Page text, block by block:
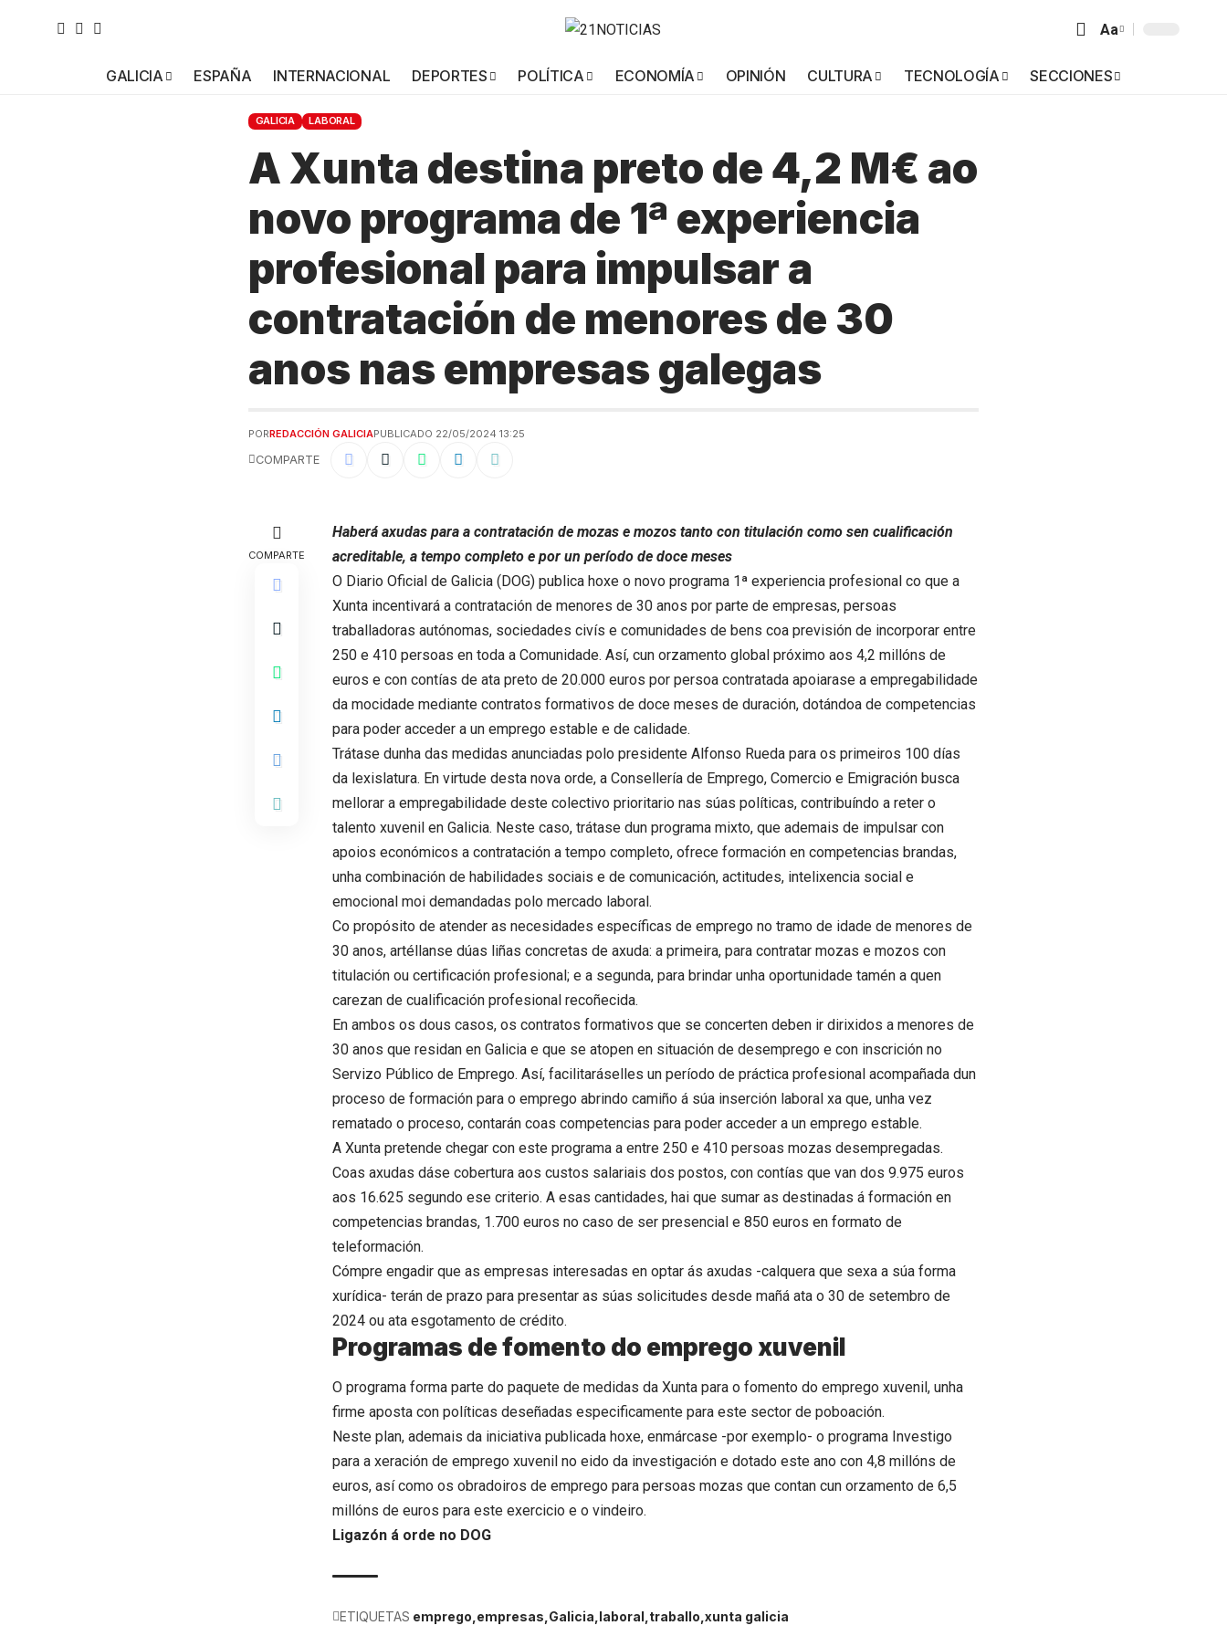
Aa
GALICIA ESPAÑA INTERNACIONAL DEPORTES POLÍTICA ECONOMÍA OPINIÓN CULTURA TECNOLOGÍA SECCIONES
GALICIA LABORAL
A Xunta destina preto de 4,2 M€ ao
novo programa de 1ª experiencia
profesional para impulsar a
contratación de menores de 30
anos nas empresas galegas
PORREDACCIÓN GALICIAPUBLICADO 22/05/2024 13:25
COMPARTE
COMPARTE
Haberá axudas para a contratación de mozas e mozos tanto con titulación como sen cualificación
acreditable, a tempo completo e por un período de doce meses
O Diario Oficial de Galicia (DOG) publica hoxe o novo programa 1ª experiencia profesional co que a
Xunta incentivará a contratación de menores de 30 anos por parte de empresas, persoas
traballadoras autónomas, sociedades civís e comunidades de bens coa previsión de incorporar entre
250 e 410 persoas en toda a Comunidade. Así, cun orzamento global próximo aos 4,2 millóns de
euros e con contías de ata preto de 20.000 euros por persoa contratada apoiarase a empregabilidade
da mocidade mediante contratos formativos de doce meses de duración, dotándoa de competencias
para poder acceder a un emprego estable e de calidade.
Trátase dunha das medidas anunciadas polo presidente Alfonso Rueda para os primeiros 100 días
da lexislatura. En virtude desta nova orde, a Consellería de Emprego, Comercio e Emigración busca
mellorar a empregabilidade deste colectivo prioritario nas súas políticas, contribuíndo a reter o
talento xuvenil en Galicia. Neste caso, trátase dun programa mixto, que ademais de impulsar con
apoios económicos a contratación a tempo completo, ofrece formación en competencias brandas,
unha combinación de habilidades sociais e de comunicación, actitudes, intelixencia social e
emocional moi demandadas polo mercado laboral.
Co propósito de atender as necesidades específicas de emprego no tramo de idade de menores de
30 anos, artéllanse dúas liñas concretas de axuda: a primeira, para contratar mozas e mozos con
titulación ou certificación profesional; e a segunda, para brindar unha oportunidade tamén a quen
carezan de cualificación profesional recoñecida.
En ambos os dous casos, os contratos formativos que se concerten deben ir dirixidos a menores de
30 anos que residan en Galicia e que se atopen en situación de desemprego e con inscrición no
Servizo Público de Emprego. Así, facilitaráselles un período de práctica profesional acompañada dun
proceso de formación para o emprego abrindo camiño á súa inserción laboral xa que, unha vez
rematado o proceso, contarán coas competencias para poder acceder a un emprego estable.
A Xunta pretende chegar con este programa a entre 250 e 410 persoas mozas desempregadas.
Coas axudas dáse cobertura aos custos salariais dos postos, con contías que van dos 9.975 euros
aos 16.625 segundo ese criterio. A esas cantidades, hai que sumar as destinadas á formación en
competencias brandas, 1.700 euros no caso de ser presencial e 850 euros en formato de
teleformación.
Cómpre engadir que as empresas interesadas en optar ás axudas -calquera que sexa a súa forma
xurídica- terán de prazo para presentar as súas solicitudes desde mañá ata o 30 de setembro de
2024 ou ata esgotamento de crédito.
Programas de fomento do emprego xuvenil
O programa forma parte do paquete de medidas da Xunta para o fomento do emprego xuvenil, unha
firme aposta con políticas deseñadas especificamente para este sector de poboación.
Neste plan, ademais da iniciativa publicada hoxe, enmárcase -por exemplo- o programa Investigo
para a xeración de emprego xuvenil no eido da investigación e dotado este ano con 4,8 millóns de
euros, así como os obradoiros de emprego para persoas mozas que contan cun orzamento de 6,5
millóns de euros para este exercicio e o vindeiro.
Ligazón á orde no DOG
ETIQUETAS emprego empresas Galicia laboral traballo xunta galicia